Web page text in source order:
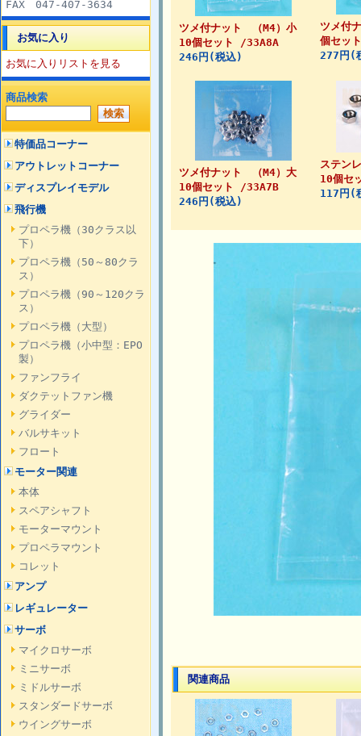
FAX 047-407-3634
お気に入り
お気に入りリストを見る
商品検索
特価品コーナー
アウトレットコーナー
ディスプレイモデル
飛行機
プロペラ機（30クラス以
下）
プロペラ機（50～80クラ
ス）
プロペラ機（90～120クラ
ス）
プロペラ機（大型）
プロペラ機（小中型：EPO
製）
ファンフライ
ダクテットファン機
グライダー
バルサキット
フロート
モーター関連
本体
スペアシャフト
モーターマウント
プロペラマウント
コレット
アンプ
レギュレーター
サーボ
マイクロサーボ
ミニサーボ
ミドルサーボ
スタンダードサーボ
ウイングサーボ
ツメ付ナット （M4）小
10個セット /33A8A
246円(税込)
ツメ付
個セッ
277円(
ツメ付ナット （M4）大
10個セット /33A7B
246円(税込)
ステン
10個セ
117円(
関連商品